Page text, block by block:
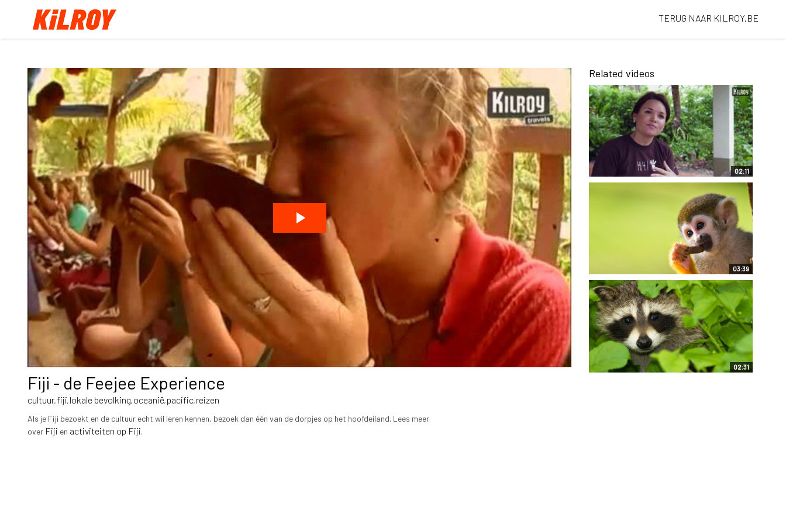
TERUG NAAR KILROY.BE
Fiji - de Feejee Experience
cultuur,fiji, lokale bevolking, oceanië, pacific, reizen
Als je Fiji bezoekt en de cultuur echt wil leren kennen, bezoek dan één van de dorpjes op het hoofdeiland. Lees meer
over Fiji en activiteiten op Fiji.
Related videos
02:11
03:39
02:31